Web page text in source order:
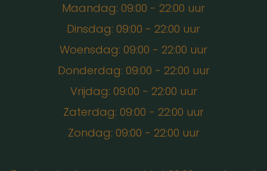
Maandag: 09:00 - 22:00 uur
Dinsdag: 09:00 - 22:00 uur
Woensdag: 09:00 - 22:00 uur
Donderdag: 09:00 - 22:00 uur
Vrijdag: 09:00 - 22:00 uur
Zaterdag: 09:00 - 22:00 uur
Zondag: 09:00 - 22:00 uur